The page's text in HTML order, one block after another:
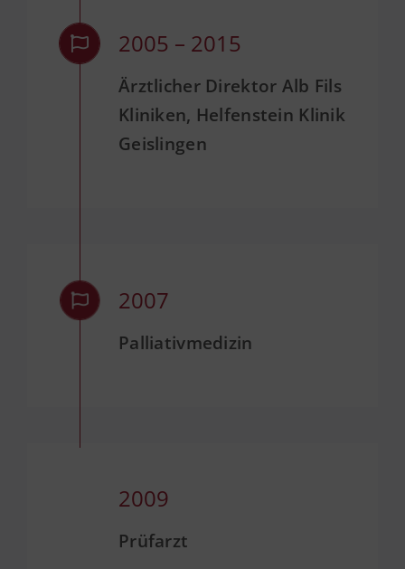
2005 – 2015
Ärztlicher Direktor Alb Fils
Kliniken, Helfenstein Klinik
Geislingen
2007
Palliativmedizin
2009
Prüfarzt